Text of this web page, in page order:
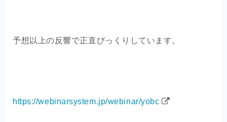
予想以上の反響で正直びっくりしています。
https://webinarsystem.jp/webinar/yobc